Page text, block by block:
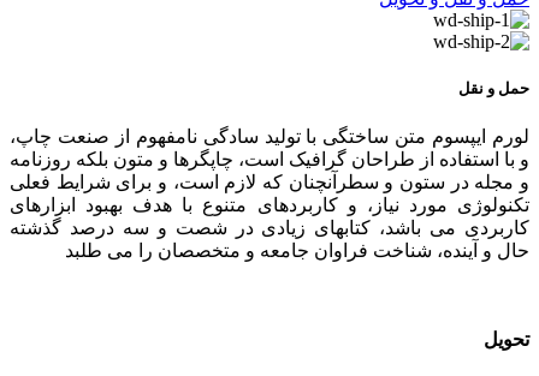
حمل و نقل
لورم ایپسوم متن ساختگی با تولید سادگی نامفهوم از صنعت چاپ،
و با استفاده از طراحان گرافیک است، چاپگرها و متون بلکه روزنامه
و مجله در ستون و سطرآنچنان که لازم است، و برای شرایط فعلی
تکنولوژی مورد نیاز، و کاربردهای متنوع با هدف بهبود ابزارهای
کاربردی می باشد، کتابهای زیادی در شصت و سه درصد گذشته
حال و آینده، شناخت فراوان جامعه و متخصصان را می طلبد
تحویل